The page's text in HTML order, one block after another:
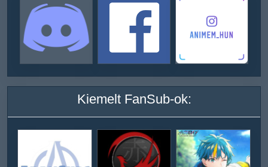
Kiemelt FanSub-ok: